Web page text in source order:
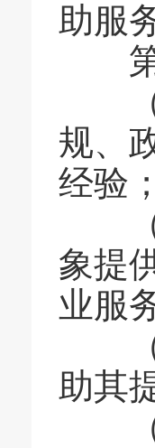
助服
第
（
规、
经验；
（
象提
业服
（
助其
（